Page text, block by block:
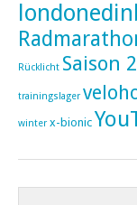
Rücklicht Saison
trainingslager
winter x-bionic